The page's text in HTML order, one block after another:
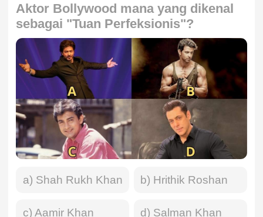
Aktor Bollywood mana yang dikenal
sebagai "Tuan Perfeksionis"?
a) Shah Rukh Khan b) Hrithik Roshan
c) Aamir Khan d) Salman Khan